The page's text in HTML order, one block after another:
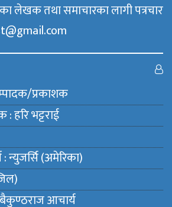
लेखक तथा समाचारका लागी पत्रचार
प्रकाशक
हरि भट्टराई
न्युजर्सि (अमेरिका)
आचार्य